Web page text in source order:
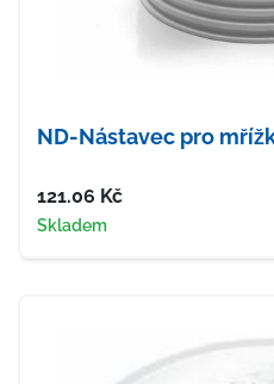
ND-Nástavec pro
Cena
121.06 Kč
Dostupnost
Skladem